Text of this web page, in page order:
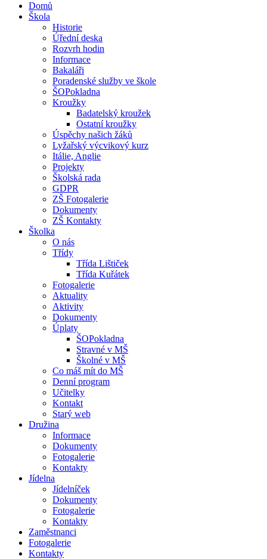
Domů
Škola
Historie
Úřední deska
Rozvrh hodin
Informace
Bakaláři
Poradenské služby ve škole
ŠOPokladna
Kroužky
Badatelský kroužek
Ostatní kroužky
Úspěchy našich žáků
Lyžařský výcvikový kurz
Itálie, Anglie
Projekty
Školská rada
GDPR
ZŠ Fotogalerie
Dokumenty
ZŠ Kontakty
Školka
O nás
Třídy
Třída Lištiček
Třída Kuřátek
Fotogalerie
Aktuality
Aktivity
Dokumenty
Úplaty
ŠOPokladna
Stravné v MŠ
Školné v MŠ
Co máš mít do MŠ
Denní program
Učitelky
Kontakt
Starý web
Družina
Informace
Dokumenty
Fotogalerie
Kontakty
Jídelna
Jídelníček
Dokumenty
Fotogalerie
Kontakty
Zaměstnanci
Fotogalerie
Kontakty